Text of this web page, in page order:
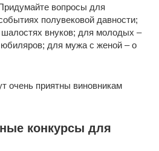
вопросы для
полувековой давности;
внуков; для молодых –
для мужа с женой – о
очень приятны виновникам
конкурсы для